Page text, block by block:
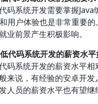
码系统开发需要掌握
用户体验也是非常重要
业前景产生积极影响。
代码系统开发的薪资水平
码系统开发的薪资水平
来说，有经验的安卓开
人员的薪资水平也有望继